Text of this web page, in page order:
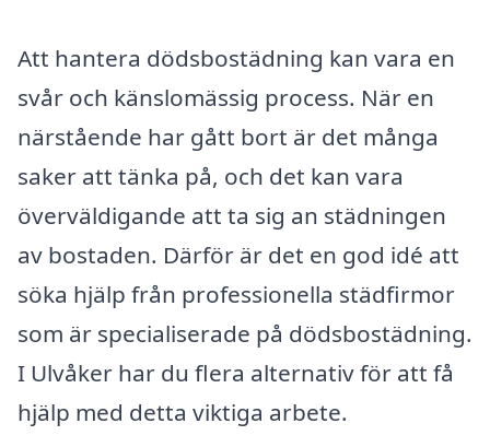
Att hantera dödsbostädning kan vara en
svår och känslomässig process. När en
närstående har gått bort är det många
saker att tänka på, och det kan vara
överväldigande att ta sig an städningen
av bostaden. Därför är det en god idé att
söka hjälp från professionella städfirmor
som är specialiserade på dödsbostädning.
I Ulvåker har du flera alternativ för att få
hjälp med detta viktiga arbete.